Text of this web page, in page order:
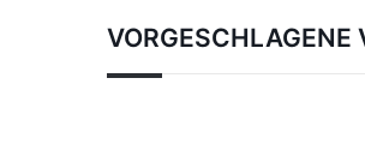
VORGESCHLAGENE